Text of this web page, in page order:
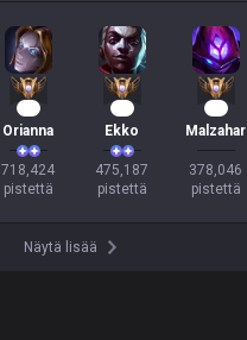
Orianna
718,424
pistettä
Ekko
475,187
pistettä
Malzahar
378,046
pistettä
Näytä lisää